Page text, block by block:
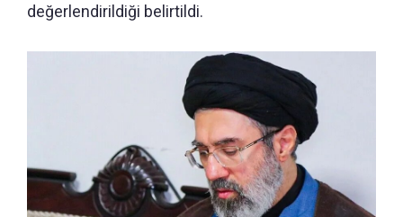
değerlendirildiği belirtildi.